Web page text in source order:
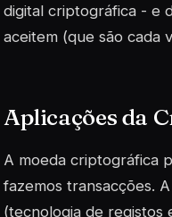
digital criptográfica - e
aceitem (que são cada
Aplicações da
A moeda criptográfica
fazemos transacções.
(tecnologia de registos